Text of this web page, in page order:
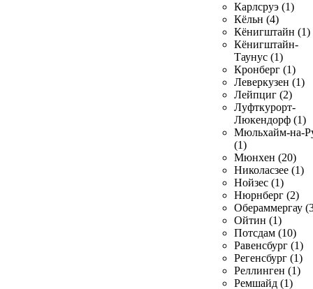
Карлсруэ (1)
Кёльн (4)
Кёнигштайн (1)
Кёнигштайн-
Таунус (1)
Кронберг (1)
Леверкузен (1)
Лейпциг (2)
Луфткурорт-
Люкендорф (1)
Мюльхайм-на-
(1)
Мюнхен (20)
Николасзее (1)
Нойзес (1)
Нюрнберг (2)
Обераммергау
Ойтин (1)
Потсдам (10)
Равенсбург (1)
Регенсбург (1)
Реллинген (1)
Ремшайд (1)